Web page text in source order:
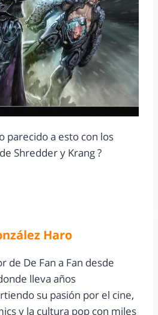
parecido a esto con los
Shredder y Krang ?
Haro
de De Fan a Fan desde
lleva años
su pasión por el cine,
y la cultura pop con miles